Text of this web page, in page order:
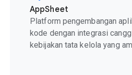
AppSheet
Platform pengembangan
kode dengan integrasi
kebijakan tata kelola yang